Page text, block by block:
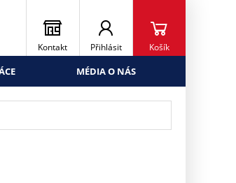
Kontakt Přihlásit Košík
MÉDIA O NÁS